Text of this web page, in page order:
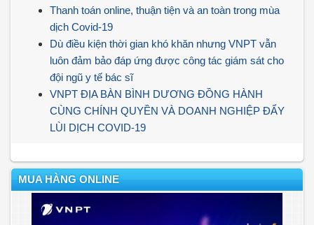
Thanh toán online, thuận tiện và an toàn trong mùa
dịch Covid-19
Dù điều kiện thời gian khó khăn nhưng VNPT vẫn
luôn đảm bảo đáp ứng được công tác giám sát cho
đội ngũ y tế bác sĩ
VNPT ĐỊA BÀN BÌNH DƯƠNG ĐỒNG HÀNH
CÙNG CHÍNH QUYỀN VÀ DOANH NGHIỆP ĐẨY
LÙI DỊCH COVID-19
MUA HÀNG ONLINE